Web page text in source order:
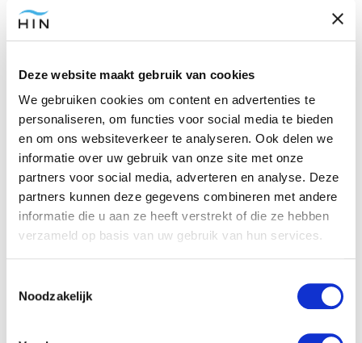
Deze website maakt gebruik van cookies
We gebruiken cookies om content en advertenties te
personaliseren, om functies voor social media te bieden
en om ons websiteverkeer te analyseren. Ook delen we
informatie over uw gebruik van onze site met onze
partners voor social media, adverteren en analyse. Deze
partners kunnen deze gegevens combineren met andere
informatie die u aan ze heeft verstrekt of die ze hebben
verzameld op basis van uw gebruik van hun services.
Noodzakelijk
sceptisch of twijfelend tegenover hypnose
het eng of hebben er maar heel weinig
kennis van. Het is dan ook heel bijzonder
deze mensen te verbazen met je hypnose-
skills.
Zie huntwijfels als sneeuw voor de zon smelten
en wie weet leidt het tot een grappige
anekdote of een goed gesprek. Als je ooit
iemand wilt imponeren heb je alvast deze
Kijk hieronder naar Derren Bown die een